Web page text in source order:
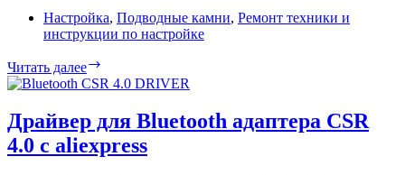
Настройка, Подводные камни, Ремонт техники и
инструкции по настройке
Читать далее
назначить
кнопку
ThinkVantage
на
Lenovo
Драйвер для Bluetooth адаптера CSR
4.0 c aliexpress